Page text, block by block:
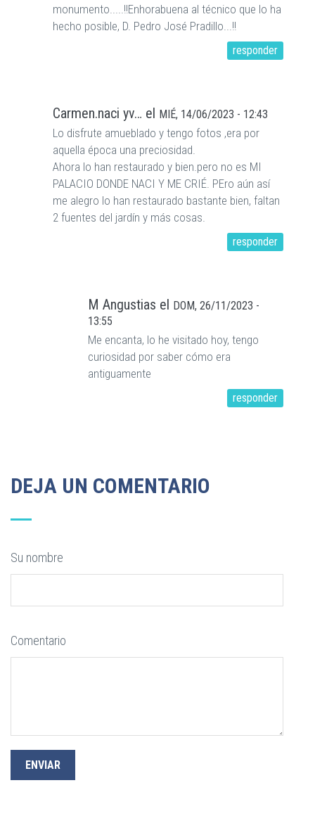
monumento.....!!Enhorabuena al técnico que lo ha
hecho posible, D. Pedro José Pradillo...!!
responder
Carmen.naci yv… el MIÉ, 14/06/2023 - 12:43
Lo disfrute amueblado y tengo fotos ,era por
aquella época una preciosidad.
Ahora lo han restaurado y bien.pero no es MI
PALACIO DONDE NACI Y ME CRIÉ. PEro aún así
me alegro lo han restaurado bastante bien, faltan
2 fuentes del jardín y más cosas.
responder
M Angustias el DOM, 26/11/2023 -
13:55
Me encanta, lo he visitado hoy, tengo
curiosidad por saber cómo era
antiguamente
responder
DEJA UN COMENTARIO
Su nombre
Comentario